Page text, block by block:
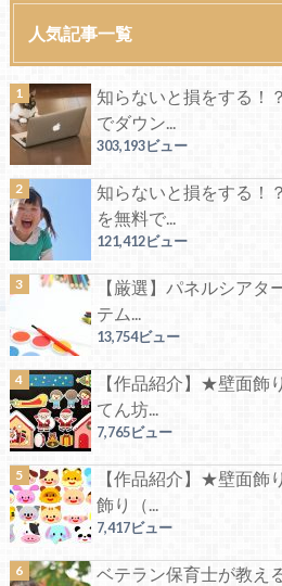
人気記事一覧
知らないと損をする！
でダウン...
303,193ビュー
知らないと損をする！
を無料で...
121,412ビュー
【厳選】パネルシアタ
テム...
13,754ビュー
【作品紹介】★壁面飾
てん坊...
7,765ビュー
【作品紹介】★壁面飾
飾り（...
7,417ビュー
ベテラン保育士が教え